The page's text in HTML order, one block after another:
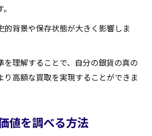
的背景や保存状態が大きく影響しま
を理解することで、自分の銀貨の真の
り高額な買取を実現することができま
値を調べる方法